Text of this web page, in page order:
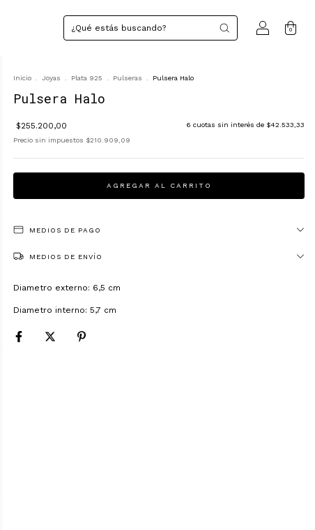
0
Inicio Joyas Plata 925 Pulseras Pulsera Halo
Pulsera Halo
$255.200,00 6 cuotas sin interés de $42.533,33
Precio sin impuestos $210.909,09
MEDIOS DE PAGO
MEDIOS DE ENVÍO
Diametro externo: 6,5 cm
Diametro interno: 5,7 cm